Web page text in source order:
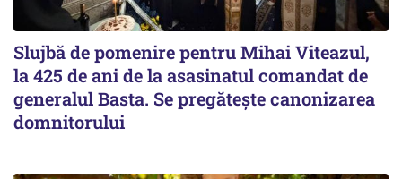
Slujbă de pomenire pentru Mihai Viteazul,
la 425 de ani de la asasinatul comandat de
generalul Basta. Se pregătește canonizarea
domnitorului